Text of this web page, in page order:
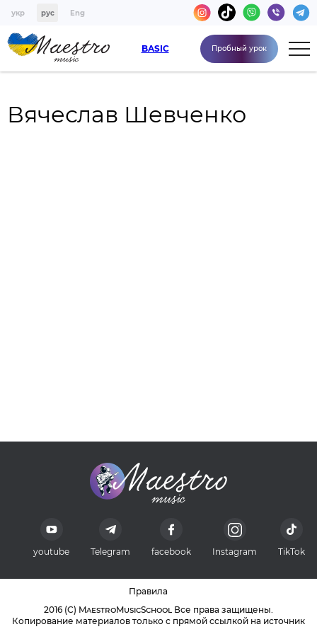
укр рус Eng
BASIC Пробный урок
Вячеслав Шевченко
youtube Telegram facebook Instagram TikTok
2016 (С) MaestroMusicSchool Все права защищены.
Копирование материалов только с прямой ссылкой на источник
Правила